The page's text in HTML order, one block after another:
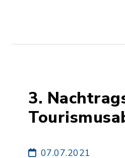
3.
07.07.2021